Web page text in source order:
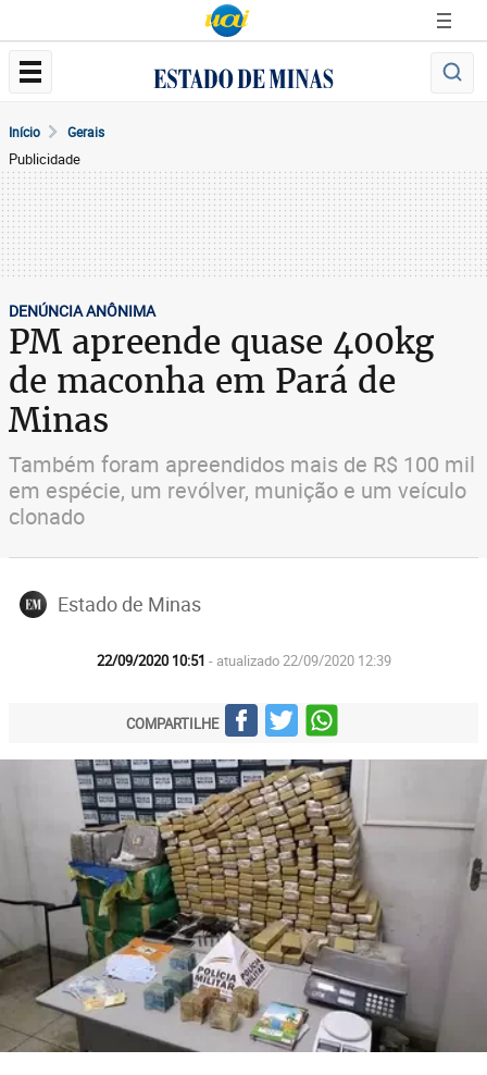
Início Gerais
Publicidade
DENÚNCIA ANÔNIMA
PM apreende quase 400kg
de maconha em Pará de
Minas
Também foram apreendidos mais de R$ 100 mil
em espécie, um revólver, munição e um veículo
clonado
Estado de Minas
22/09/2020 10:51 - atualizado 22/09/2020 12:39
COMPARTILHE